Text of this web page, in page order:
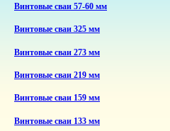
Винтовые сваи 57-60 мм
Винтовые сваи 325 мм
Винтовые сваи 273 мм
Винтовые сваи 219 мм
Винтовые сваи 159 мм
Винтовые сваи 133 мм